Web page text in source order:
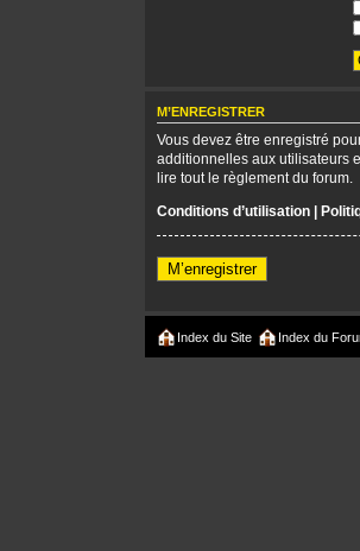
M’ENREGISTRER
Vous devez être enregistré
additionnelles aux utilisateurs
lire tout le règlement du forum.
Conditions d’utilisation |
M’enregistrer
Index du Site Index du